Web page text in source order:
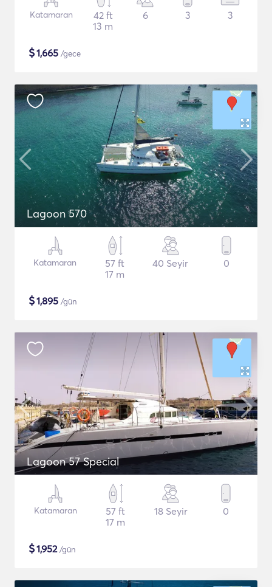
Katamaran
42 ft
13 m
6 3 3
$1,665 /gece
Lagoon 570
Katamaran
57 ft
17 m
40 Seyir 0
$1,895 /gün
Lagoon 57 Special
Katamaran
57 ft
17 m
18 Seyir 0
$1,952/gün